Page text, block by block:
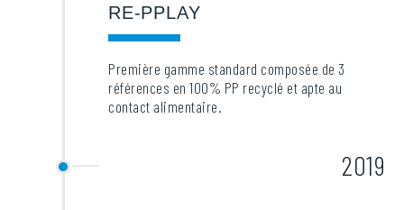
RE-PPLAY
Première gamme standard composée de 3
références en 100% PP recyclé et apte au
contact alimentaire.
2019